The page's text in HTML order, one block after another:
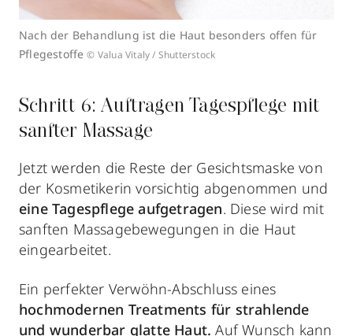
Nach der Behandlung ist die Haut besonders offen für
Pflegestoffe © Valua Vitaly / Shutterstock
Schritt 6: Auftragen Tagespflege mit
sanfter Massage
Jetzt werden die Reste der Gesichtsmaske von
der Kosmetikerin vorsichtig abgenommen und
eine Tagespflege aufgetragen. Diese wird mit
sanften Massagebewegungen in die Haut
eingearbeitet.
Ein perfekter Verwöhn-Abschluss eines
hochmodernen Treatments für strahlende
und wunderbar glatte Haut.Auf Wunsch kann